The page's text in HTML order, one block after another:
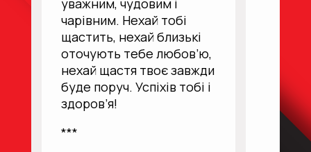
чарівним. Нехай тобі
щастить, нехай близькі
оточують тебе любов’ю,
нехай щастя твоє завжди
буде поруч. Успіхів тобі і
здоров’я!
***